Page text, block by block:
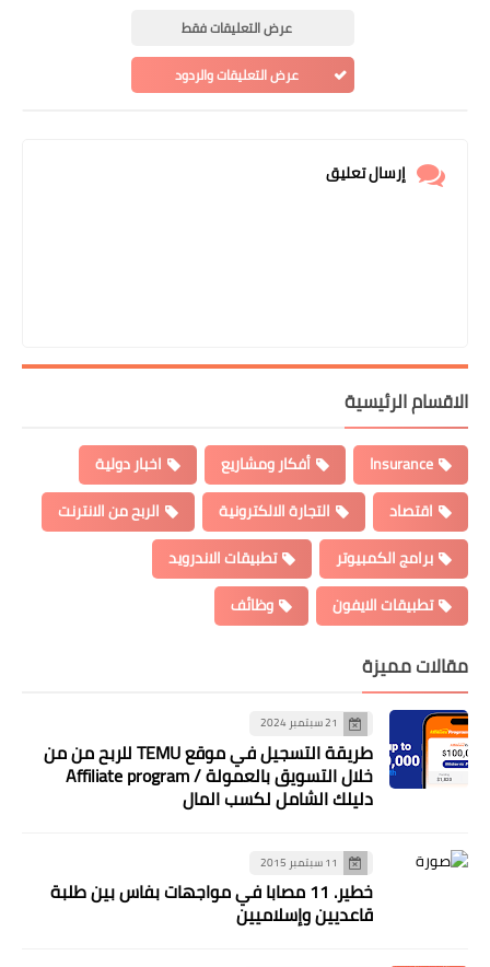
عرض التعليقات فقط
عرض التعليقات والردود
إرسال تعليق
الاقسام الرئيسية
Insurance أفكار ومشاريع
اخبار دولية
اقتصاد
التجارة الالكترونية
الربح من الانترنت
برامج الكمبيوتر
تطبيقات الاندرويد
تطبيقات الايفون
وظائف
مقالات مميزة
21 سبتمبر 2024
طريقة التسجيل في موقع TEMU للربح من من
خلال التسويق بالعمولة / Affiliate program
دليلك الشامل لكسب المال
11 سبتمبر 2015
خطير. 11 مصابا في مواجهات بفاس بين طلبة
قاعديين وإسلاميين